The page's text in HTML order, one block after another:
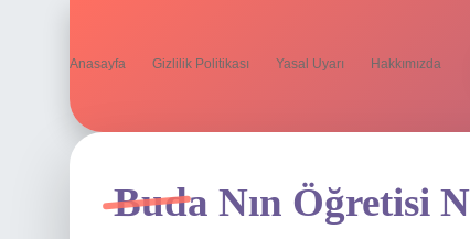
Anasayfa Gizlilik Politikası Yasal Uyarı Hakkımızda
Buda Nın Öğretisi